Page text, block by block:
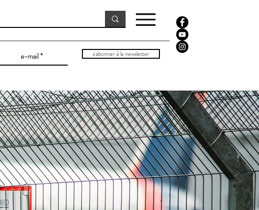
s'abonner à la newsletter